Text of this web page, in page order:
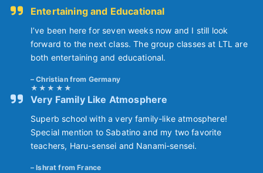
Entertaining and Educational
I’ve been here for seven weeks now and I still look
forward to the next class. The group classes at LTL are
both entertaining and educational.
Christian from Germany
Very Family Like Atmosphere
Superb school with a very family-like atmosphere!
Special mention to Sabatino and my two favorite
teachers, Haru-sensei and Nanami-sensei.
Ishrat from France